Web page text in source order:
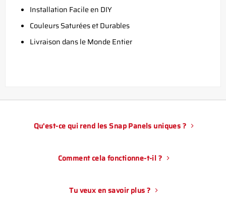
Installation Facile en DIY
Couleurs Saturées et Durables
Livraison dans le Monde Entier
Qu'est-ce qui rend les Snap Panels uniques ?
Comment cela fonctionne-t-il ?
Tu veux en savoir plus ?